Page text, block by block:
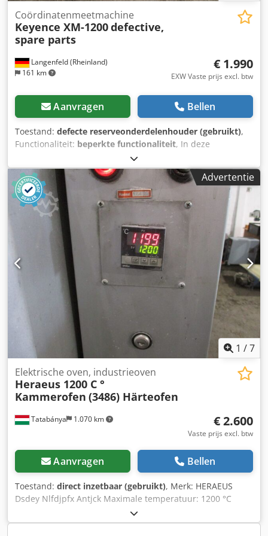
Langenfeld (Rheinland)
161 km
Coördinatenmeetmachine
Keyence XM-1200defective,
spare parts
€ 1.990
EXW Vaste prijs excl. btw
Aanvragen Bellen
Toestand: defecte reserveonderdelenhouder (gebruikt),
Functionaliteit: beperkte functionaliteit, In deze
aanbieding koopt u een defect coördinaatmeetapparaat,
type "Keyence XM-1200". Djdpfx Aeyrcx Ssntsck Het betreft:
1x Keyence XM-1200, inclusief de op de foto's weergegeven
accessoires. Staat: Dit is een gebruikte machine, die
mogelijk gebruikssporen vertoont (kleine krassen of
verkleuringen). Het apparaat is niet functioneel.
Verpakking en verzending: U kunt het apparaat tijdens
onze openingstijden komen bekijken. Maak hiervoor een
afspraak! Een zeewaardige verpakking en wereldwijde
verzending zijn op aanvraag mogelijk. Voor verzending of
afhaling wordt een functionele test in video vastgelegd.
Voor meer informatie kunt u uiteraard ook persoonlijk
contact met ons opnemen.
Advertentie
1 /7
Tatabánya 1.070 km
Elektrische oven, industrieoven
Heraeus 1200 C °
Kammerofen (3486) Härteofen
€ 2.600
Vaste prijs excl. btw
Aanvragen Bellen
Toestand: direct inzetbaar (gebruikt), Merk: HERAEUS
Dsdey Nlfdjpfx Antjck Maximale temperatuur: 1200 °C
Oven binnematen: 390 x 200 mm, diepte: 650 mm